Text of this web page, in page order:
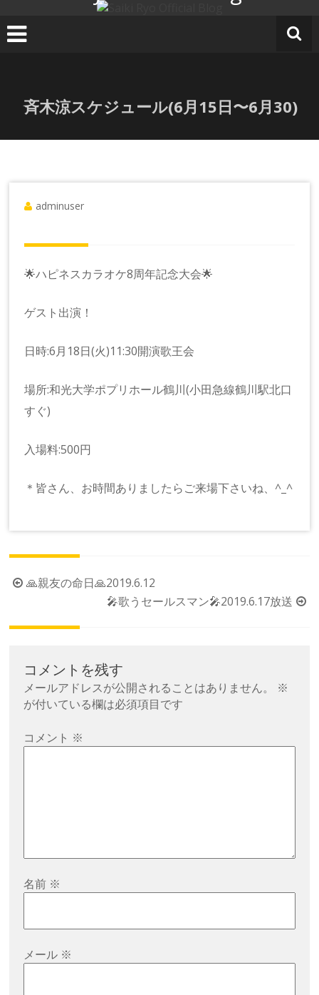
ン
テ
ッ
斉木涼スケジュール(6月15日〜6月30)
adminuser
🌟ハピネスカラオケ8周年記念大会🌟
ゲスト出演！
日時:6月18日(火)11:30開演歌王会
場所:和光大学ポプリホール鶴川(小田急線鶴川駅北口
すぐ)
入場料:500円
＊皆さん、お時間ありましたらご来場下さいね、^_^
投
ナ
🙏親友の命日🙏2019.6.12
🎤歌うセールスマン🎤2019.6.17放送
コメントを残す
メールアドレスが公開されることはありません。
※
が付いている欄は必須項目です
コメント ※
名前 ※
メール ※